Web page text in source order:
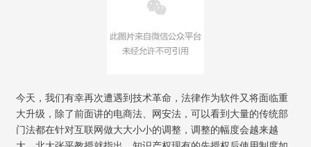
今天，我们有幸再次遭遇到技术革命，法律作为软件又将面临重
大升级，除了前面讲的电商法、网安法，可以看到大量的传统部
门法都在针对互联网做大大小小的调整，调整的幅度会越来越